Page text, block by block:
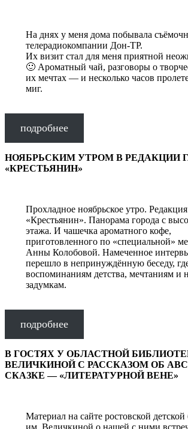
На днях у меня дома побывала
телерадиокомпании Дон-ТР.
Их визит стал для меня приятной
🙂 Ароматный чай, разговоры о
их мечтах — и несколько часов
миг.
подробнее
НОЯБРЬСКИМ УТРОМ В РЕДАКЦИИ
«КРЕСТЬЯНИН»
Прохладное ноябрьское утро.
«Крестьянин». Панорама города с
этажа. И чашечка ароматного кофе,
приготовленного по «специальной»
Анны Колобовой. Намеченное
перешло в непринуждённую беседу,
воспоминаниям детства, мечтаниям и
задумкам.
подробнее
В ГОСТЯХ У ОБЛАСТНОЙ
ВЕЛИЧКИНОЙ С РАССКАЗОМ ОБ
СКАЗКЕ — «ЛИТЕРАТУРНОЙ ВЕНЕ»
Материал на сайте ростовской